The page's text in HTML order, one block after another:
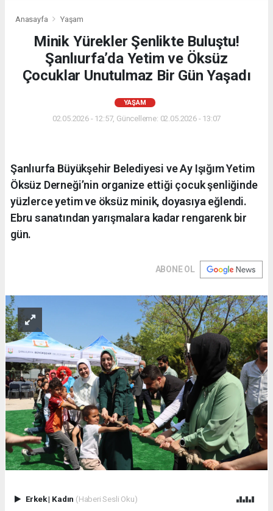
Anasayfa Yaşam
Minik Yürekler Şenlikte Buluştu!
Şanlıurfa’da Yetim ve Öksüz
Çocuklar Unutulmaz Bir Gün Yaşadı
YAŞAM
02.05.2026 - 12:57, Güncelleme: 02.05.2026 - 13:07
Şanlıurfa Büyükşehir Belediyesi ve Ay Işığım Yetim
Öksüz Derneği’nin organize ettiği çocuk şenliğinde
yüzlerce yetim ve öksüz minik, doyasıya eğlendi.
Ebru sanatından yarışmalara kadar rengarenk bir
gün.
ABONE OL
Erkek| Kadın (Haberi Sesli Oku)